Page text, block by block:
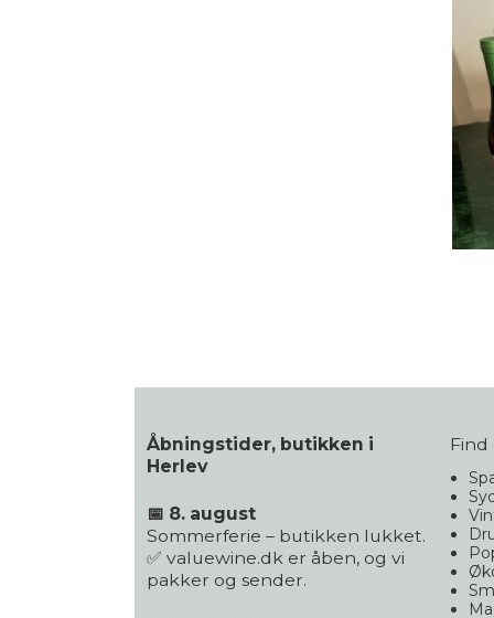
Åbningstider, butikken i
Herlev
📅 8. august
Sommerferie – butikken lukket.
✅ valuewine.dk er åben, og vi
pakker og sender.
Find